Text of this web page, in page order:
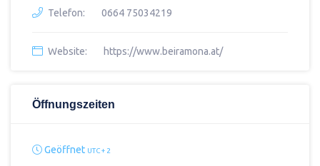
Telefon: 0664 75034219
Website: https://www.beiramona.at/
Öffnungszeiten
Geöffnet UTC + 2